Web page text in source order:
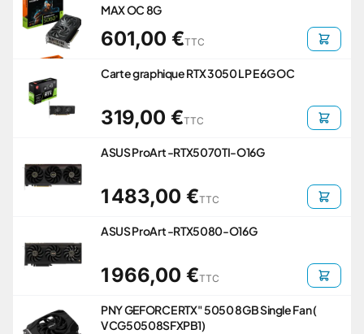
MAX OC 8G
601,00 €TTC
Carte graphique RTX 3050 LP E 6G OC
319,00 €TTC
ASUS ProArt -RTX5070TI-O16G
1 483,00 €TTC
ASUS ProArt -RTX5080-O16G
1 966,00 €TTC
PNY GEFORCE RTX" 5050 8GB Single Fan (
VCG50508SFXPB1)